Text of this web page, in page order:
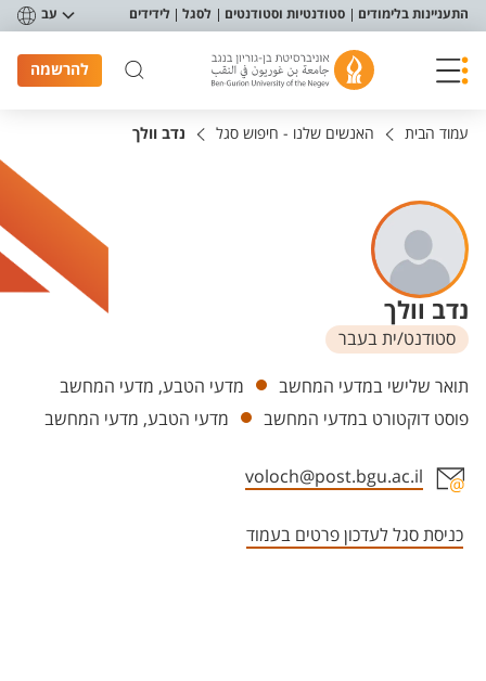
תפריט נגישות
התעניינות בלימודים סטודנטיות וסטודנטים לסגל לידידים עב
להרשמה
עמוד הבית האנשים שלנו - חיפוש סגל נדב וולך
נדב וולך
סטודנט/ית בעבר
יחידות
תואר שלישי במדעי המחשב
מדעי הטבע, מדעי המחשב
פוסט דוקטורט במדעי המחשב
מדעי הטבע, מדעי המחשב
voloch@post.bgu.ac.il
כניסת סגל לעדכון פרטים בעמוד